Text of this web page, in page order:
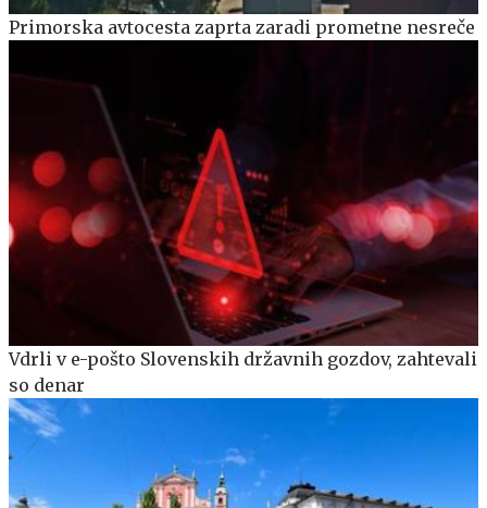
Primorska avtocesta zaprta zaradi prometne nesreče
Vdrli v e-pošto Slovenskih državnih gozdov, zahtevali
so denar